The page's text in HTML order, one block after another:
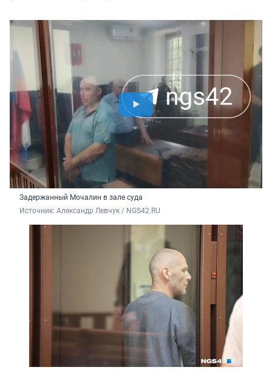
Задержанный Мочалин в зале суда
Источник: Александр Левчук / NGS42.RU